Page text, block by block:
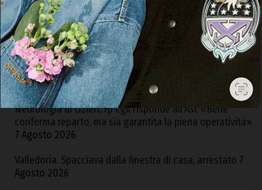
Sequestrati oltre 6 kg di cocaina e hashish provenienti
dalla Spagna, 4 arresti tra Cagliari e S.G. Suergiu
7 Agosto 2026
Strada Monte Pino, Piu: «In due anni abbiamo sbloccato
e consegnato un’opera fondamentale»
7 Agosto 2026
Neurologia di Ozieri, Fp Cgil risponde all’Asl: «Bene
conferma reparto, ma sia garantita la piena operatività»
7 Agosto 2026
Valledoria. Spacciava dalla finestra di casa, arrestato 7
Agosto 2026